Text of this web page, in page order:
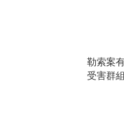
勒索案
受害群